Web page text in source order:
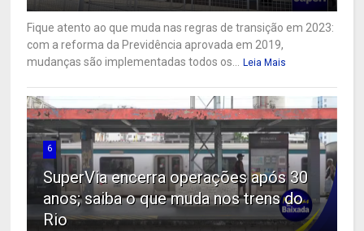
Fique atento ao que muda nas regras de transição em 2023:
com a reforma da Previdência aprovada em 2019,
mudanças são implementadas todos os...
Leia Mais
6
SuperVia encerra operações após 30
anos; saiba o que muda nos trens do
Rio